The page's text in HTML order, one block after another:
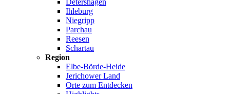
Detershagen
Ihleburg
Niegripp
Parchau
Reesen
Schartau
Region
Elbe-Börde-Heide
Jerichower Land
Orte zum Entdecken